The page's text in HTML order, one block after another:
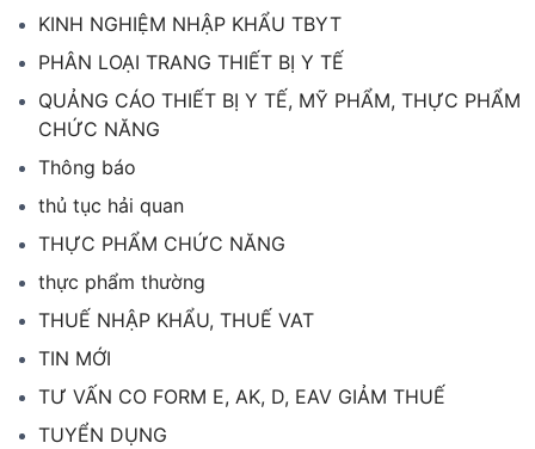
KINH NGHIỆM NHẬP KHẨU TBYT
PHÂN LOẠI TRANG THIẾT BỊ Y TẾ
QUẢNG CÁO THIẾT BỊ Y TẾ, MỸ PHẨM, THỰC PHẨM
CHỨC NĂNG
Thông báo
thủ tục hải quan
THỰC PHẨM CHỨC NĂNG
thực phẩm thường
THUẾ NHẬP KHẨU, THUẾ VAT
TIN MỚI
TƯ VẤN CO FORM E, AK, D, EAV GIẢM THUẾ
TUYỂN DỤNG